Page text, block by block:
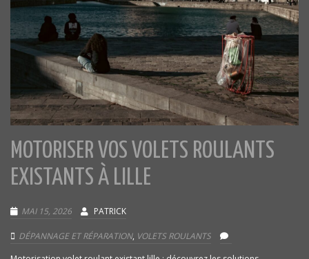
MOTORISER VOS VOLETS ROULANTS
EXISTANTS À LILLE
MAI 15, 2026 PATRICK
DÉPANNAGE ET RÉPARATION, VOLETS ROULANTS